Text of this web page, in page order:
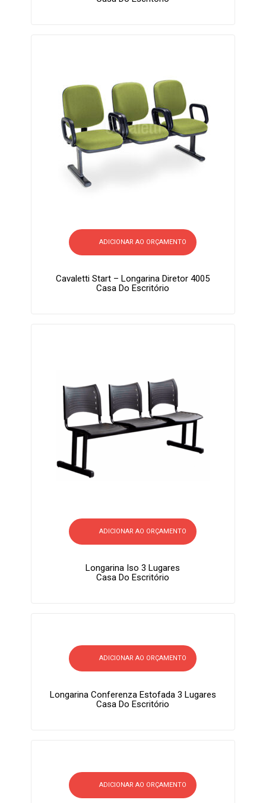
ADICIONAR AO ORÇAMENTO
Cavaletti Start – Longarina Diretor 4005
Casa Do Escritório
ADICIONAR AO ORÇAMENTO
Longarina Iso 3 Lugares
Casa Do Escritório
ADICIONAR AO ORÇAMENTO
Longarina Conferenza Estofada 3 Lugares
Casa Do Escritório
ADICIONAR AO ORÇAMENTO